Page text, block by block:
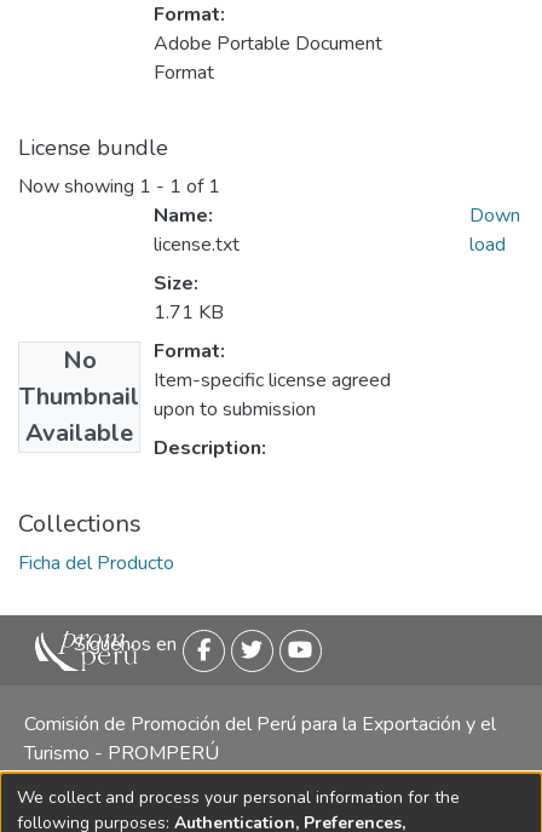
Format:
Adobe Portable Document
Format
License bundle
Now showing 1 - 1 of 1
No
Thumbnail
Available
Name:
license.txt
Size:
1.71 KB
Format:
Item-specific license agreed
upon to submission
Description:
Down
load
Collections
Ficha del Producto
Siguenos en
Comisión de Promoción del Perú para la Exportación y el
Turismo - PROMPERÚ
Central telefónica: (511) 616 7300 / 616 7400 Calle Uno
We collect and process your personal information for the
following purposes: Authentication, Preferences,